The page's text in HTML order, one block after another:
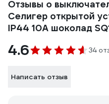
Отзывы о
Селигер открытой
IP44 10А шоколад
4.6 34
Написать отзыв